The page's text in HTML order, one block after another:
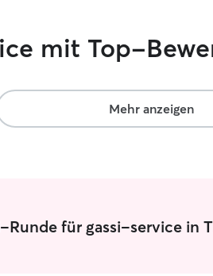
mit Top-
Mehr anzeigen
für gassi-service in